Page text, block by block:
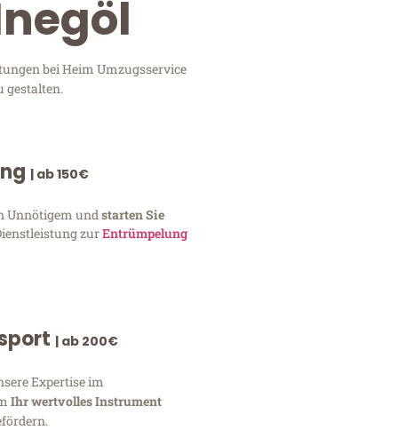
bei Heim Umzugsservice
gestalten.
| ab 150€
Unnötigem undstarten Sie
zurEntrümpelung
| ab 200€
Expertise im
Ihr wertvolles Instrument